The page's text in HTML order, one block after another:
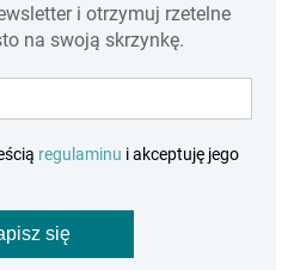
i otrzymuj rzetelne
na swoją skrzynkę.
regulaminu i akceptuję jego
się